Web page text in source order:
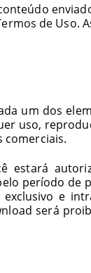
de Uso.
um dos
uso,
comerciais.
estará
período
e
será